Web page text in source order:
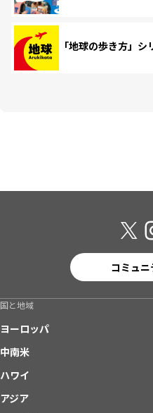
「地球の歩き方」
コミュ
国と地域
ヨーロッパ
中南米
ハワイ
アジア